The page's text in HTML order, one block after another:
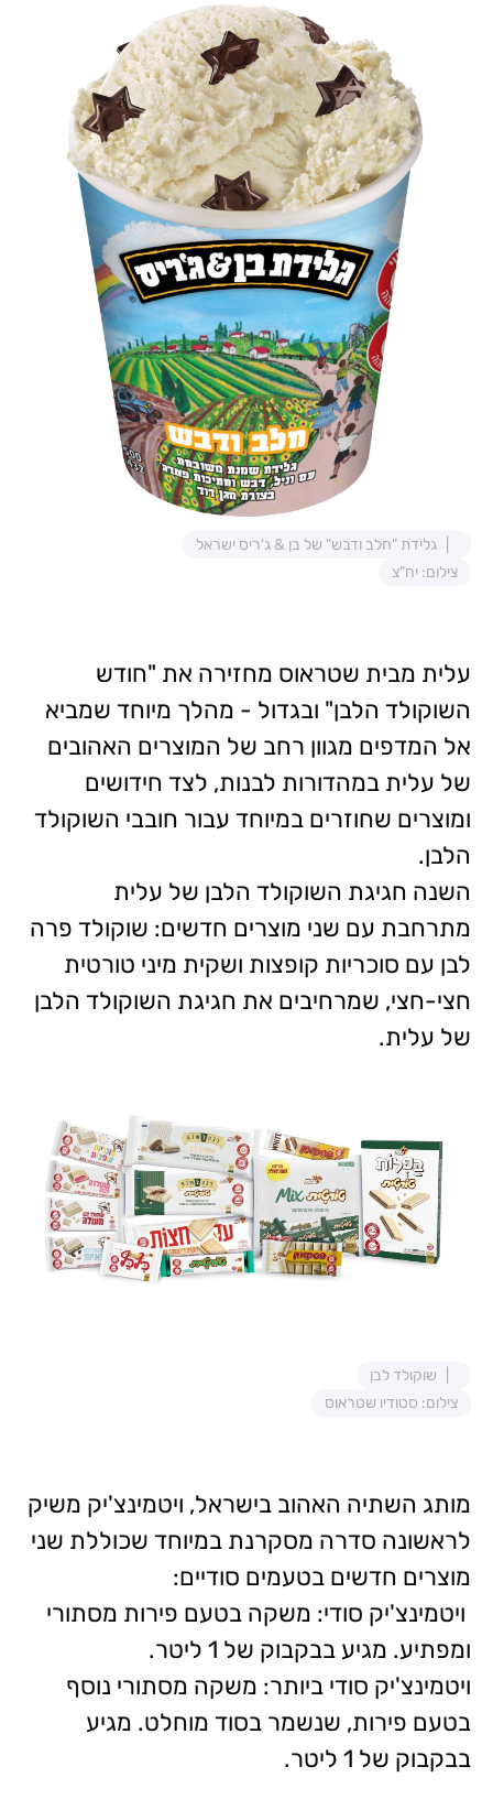
גלידת "חלב ודבש" של בן & ג'ריס ישראל
צילום: יח"צ
עלית מבית שטראוס מחזירה את "חודש
השוקולד הלבן" ובגדול - מהלך מיוחד שמביא
אל המדפים מגוון רחב של המוצרים האהובים
של עלית במהדורות לבנות, לצד חידושים
ומוצרים שחוזרים במיוחד עבור חובבי השוקולד
הלבן.
השנה חגיגת השוקולד הלבן של עלית
מתרחבת עם שני מוצרים חדשים: שוקולד פרה
לבן עם סוכריות קופצות ושקית מיני טורטית
חצי-חצי, שמרחיבים את חגיגת השוקולד הלבן
של עלית.
שוקולד לבן
צילום: סטודיו שטראוס
מותג השתיה האהוב בישראל, ויטמינצ'יק משיק
לראשונה סדרה מסקרנת במיוחד שכוללת שני
מוצרים חדשים בטעמים סודיים:
ויטמינצ'יק סודי: משקה בטעם פירות מסתורי
ומפתיע. מגיע בבקבוק של 1 ליטר.
ויטמינצ'יק סודי ביותר: משקה מסתורי נוסף
בטעם פירות, שנשמר בסוד מוחלט. מגיע
בבקבוק של 1 ליטר.